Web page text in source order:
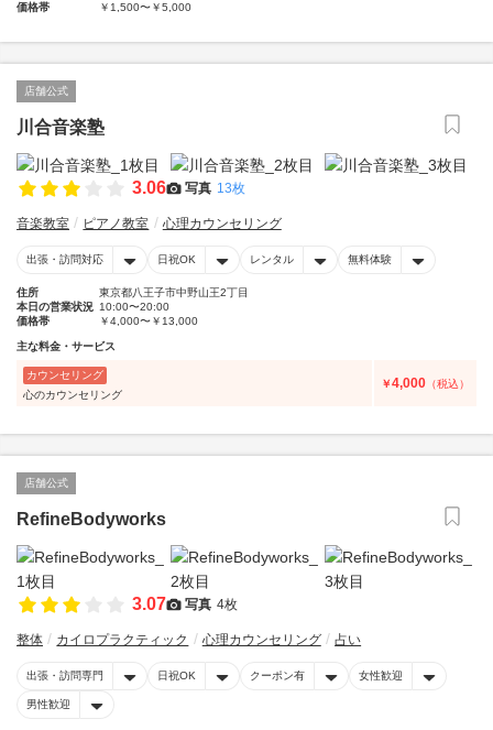
価格帯
￥1,500〜￥5,000
店舗公式
川合音楽塾
3.06 写真 13枚
音楽教室 ピアノ教室 心理カウンセリング
出張・訪問対応 日祝OK レンタル 無料体験
住所
東京都八王子市中野山王2丁目
本日の営業状況 10:00〜20:00
価格帯
￥4,000〜￥13,000
主な料金・サービス
カウンセリング
心のカウンセリング
￥4,000 （税込）
店舗公式
RefineBodyworks
3.07 写真 4枚
整体 カイロプラクティック 心理カウンセリング 占い
出張・訪問専門 日祝OK クーポン有 女性歓迎
男性歓迎